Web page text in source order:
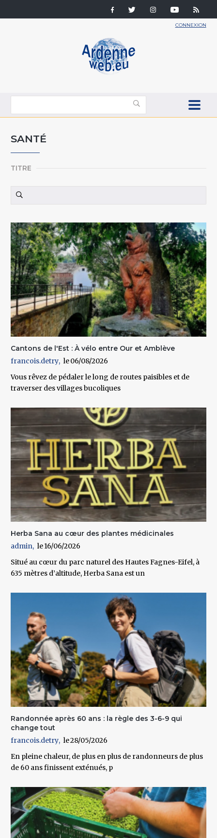
CONNEXION
SANTÉ
TITRE
Cantons de l'Est : À vélo entre Our et Amblève
francois.detry
06/08/2026
Vous rêvez de pédaler le long de routes paisibles et de
traverser des villages bucoliques
Herba Sana au cœur des plantes médicinales
admin
16/06/2026
Situé au cœur du parc naturel des Hautes Fagnes-Eifel, à
635 mètres d’altitude, Herba Sana est un
Randonnée après 60 ans : la règle des 3-6-9 qui
change tout
francois.detry
28/05/2026
En pleine chaleur, de plus en plus de randonneurs de plus
de 60 ans finissent exténués, p